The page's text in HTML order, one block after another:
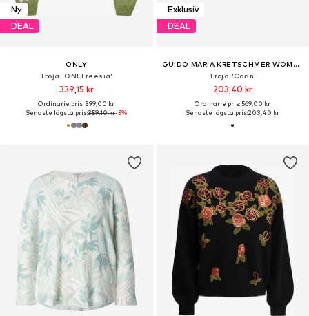
Ny
DEAL
ONLY
Tröja 'ONLFreesia'
339,15 kr
Ordinarie pris: 399,00 kr
Senaste lägsta pris:359,10 kr-5%
Exklusiv
DEAL
GUIDO MARIA KRETSCHMER WOMEN
Tröja 'Corin'
203,40 kr
Ordinarie pris: 569,00 kr
Senaste lägsta pris:203,40 kr